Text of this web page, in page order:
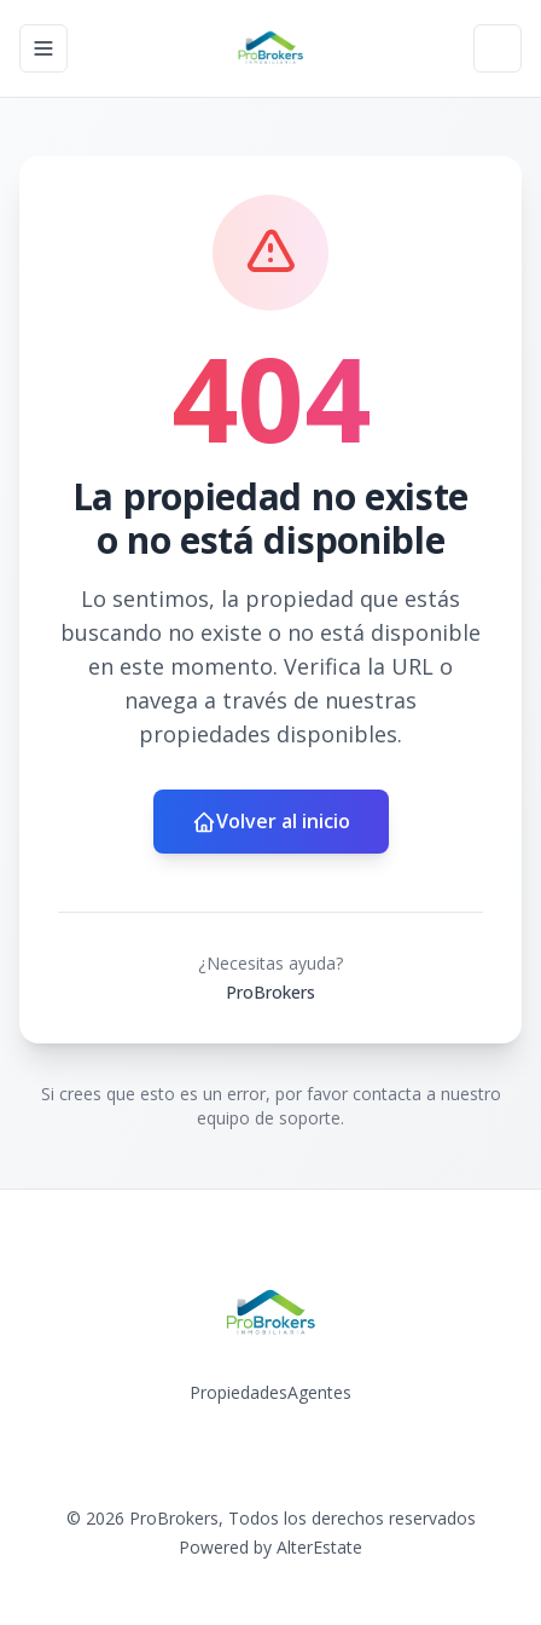
Toggle navigation menu
404
La propiedad no existe
o no está disponible
Lo sentimos, la propiedad que estás
buscando no existe o no está disponible
en este momento. Verifica la URL o
navega a través de nuestras
propiedades disponibles.
Volver al inicio
¿Necesitas ayuda?
ProBrokers
Si crees que esto es un error, por favor contacta a nuestro
equipo de soporte.
PropiedadesAgentes
© 2026 ProBrokers, Todos los derechos reservados
Powered by AlterEstate